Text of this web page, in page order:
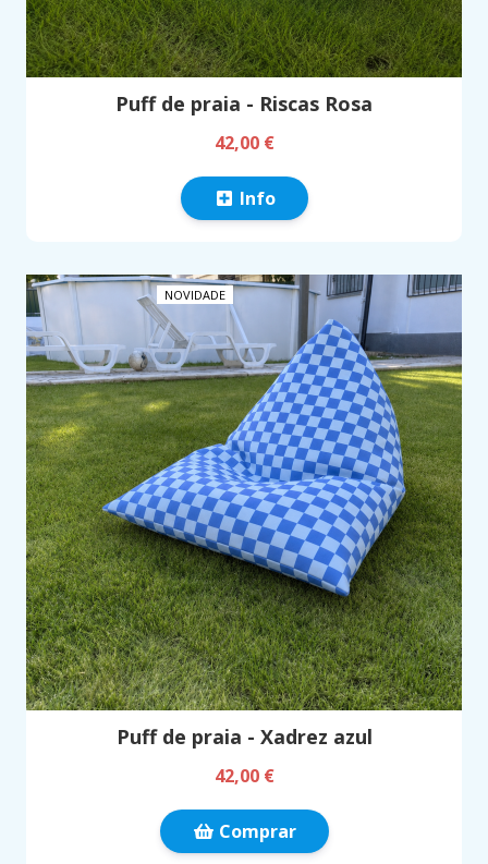
Puff de praia - Riscas Rosa
42,00 €
Info
NOVIDADE
Puff de praia - Xadrez azul
42,00 €
Comprar